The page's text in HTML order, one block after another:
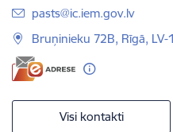
E-pasts:
pasts@ic.iem.gov.lv
Bruņinieku 72B, Rīgā, LV-
Visi kontakti